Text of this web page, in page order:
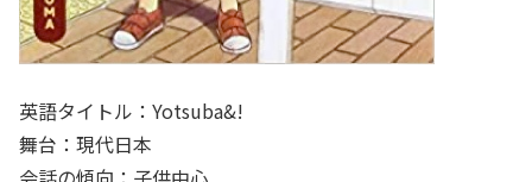
英語タイトル：Yotsuba&!
舞台：現代日本